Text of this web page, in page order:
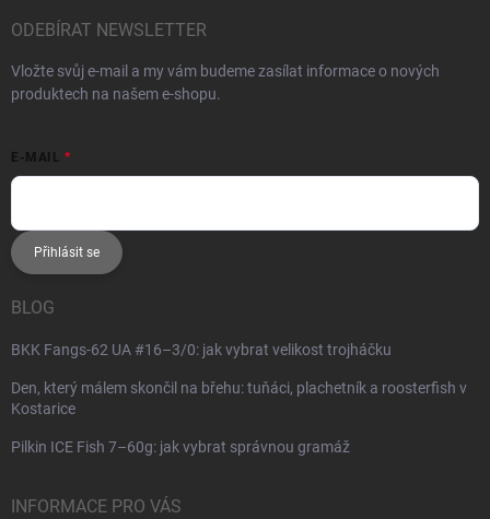
ODEBÍRAT NEWSLETTER
Vložte svůj e-mail a my vám budeme zasílat informace o nových
produktech na našem e-shopu.
E-MAIL
Přihlásit se
BLOG
BKK Fangs-62 UA #16–3/0: jak vybrat velikost trojháčku
Den, který málem skončil na břehu: tuňáci, plachetník a roosterfish v
Kostarice
Pilkin ICE Fish 7–60g: jak vybrat správnou gramáž
INFORMACE PRO VÁS